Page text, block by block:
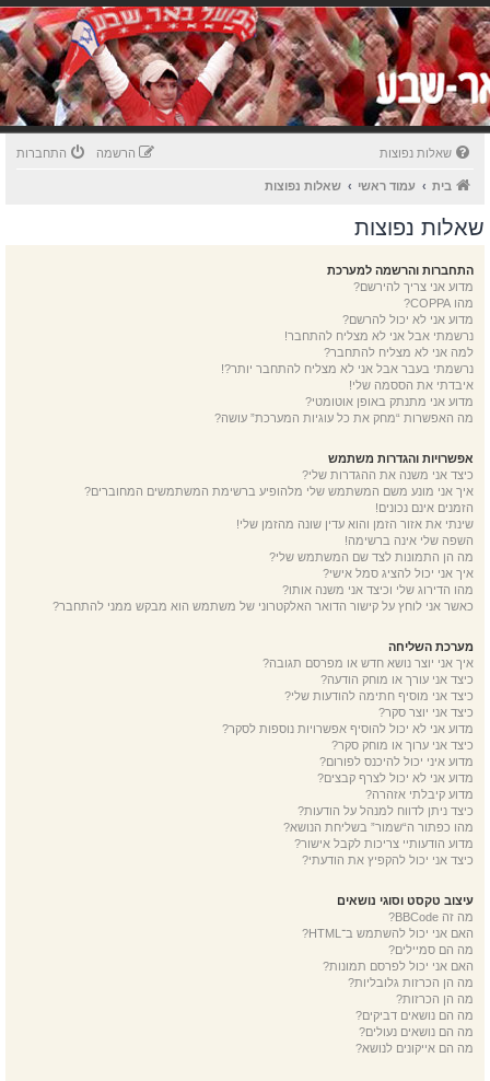
שאלות נפוצות התחברות הרשמה
בית עמוד ראשי שאלות נפוצות
שאלות נפוצות
התחברות והרשמה למערכת
מדוע אני צריך להירשם?
מהו COPPA?
מדוע אני לא יכול להרשם?
נרשמתי אבל אני לא מצליח להתחבר!
למה אני לא מצליח להתחבר?
נרשמתי בעבר אבל אני לא מצליח להתחבר יותר?!
איבדתי את הססמה שלי!
מדוע אני מתנתק באופן אוטומטי?
מה האפשרות “מחק את כל עוגיות המערכת” עושה?
אפשרויות והגדרות משתמש
כיצד אני משנה את ההגדרות שלי?
איך אני מונע משם המשתמש שלי מלהופיע ברשימת המשתמשים המחוברים?
הזמנים אינם נכונים!
שינתי את אזור הזמן והוא עדין שונה מהזמן שלי!
השפה שלי אינה ברשימה!
מה הן התמונות לצד שם המשתמש שלי?
איך אני יכול להציג סמל אישי?
מהו הדירוג שלי וכיצד אני משנה אותו?
כאשר אני לוחץ על קישור הדואר האלקטרוני של משתמש הוא מבקש ממני להתחבר?
מערכת השליחה
איך אני יוצר נושא חדש או מפרסם תגובה?
כיצד אני עורך או מוחק הודעה?
כיצד אני מוסיף חתימה להודעות שלי?
כיצד אני יוצר סקר?
מדוע אני לא יכול להוסיף אפשרויות נוספות לסקר?
כיצד אני ערוך או מוחק סקר?
מדוע איני יכול להיכנס לפורום?
מדוע אני לא יכול לצרף קבצים?
מדוע קיבלתי אזהרה?
כיצד ניתן לדווח למנהל על הודעות?
מהו כפתור ה“שמור” בשליחת הנושא?
מדוע הודעותיי צריכות לקבל אישור?
כיצד אני יכול להקפיץ את הודעתי?
עיצוב טקסט וסוגי נושאים
מה זה BBCode?
האם אני יכול להשתמש ב־HTML?
מה הם סמיילים?
האם אני יכול לפרסם תמונות?
מה הן הכרזות גלובליות?
מה הן הכרזות?
מה הם נושאים דביקים?
מה הם נושאים נעולים?
מה הם אייקונים לנושא?